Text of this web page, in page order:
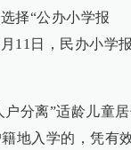
择“公办小学报
11日，民办小学
分离”适龄儿童
地入学的，凭有